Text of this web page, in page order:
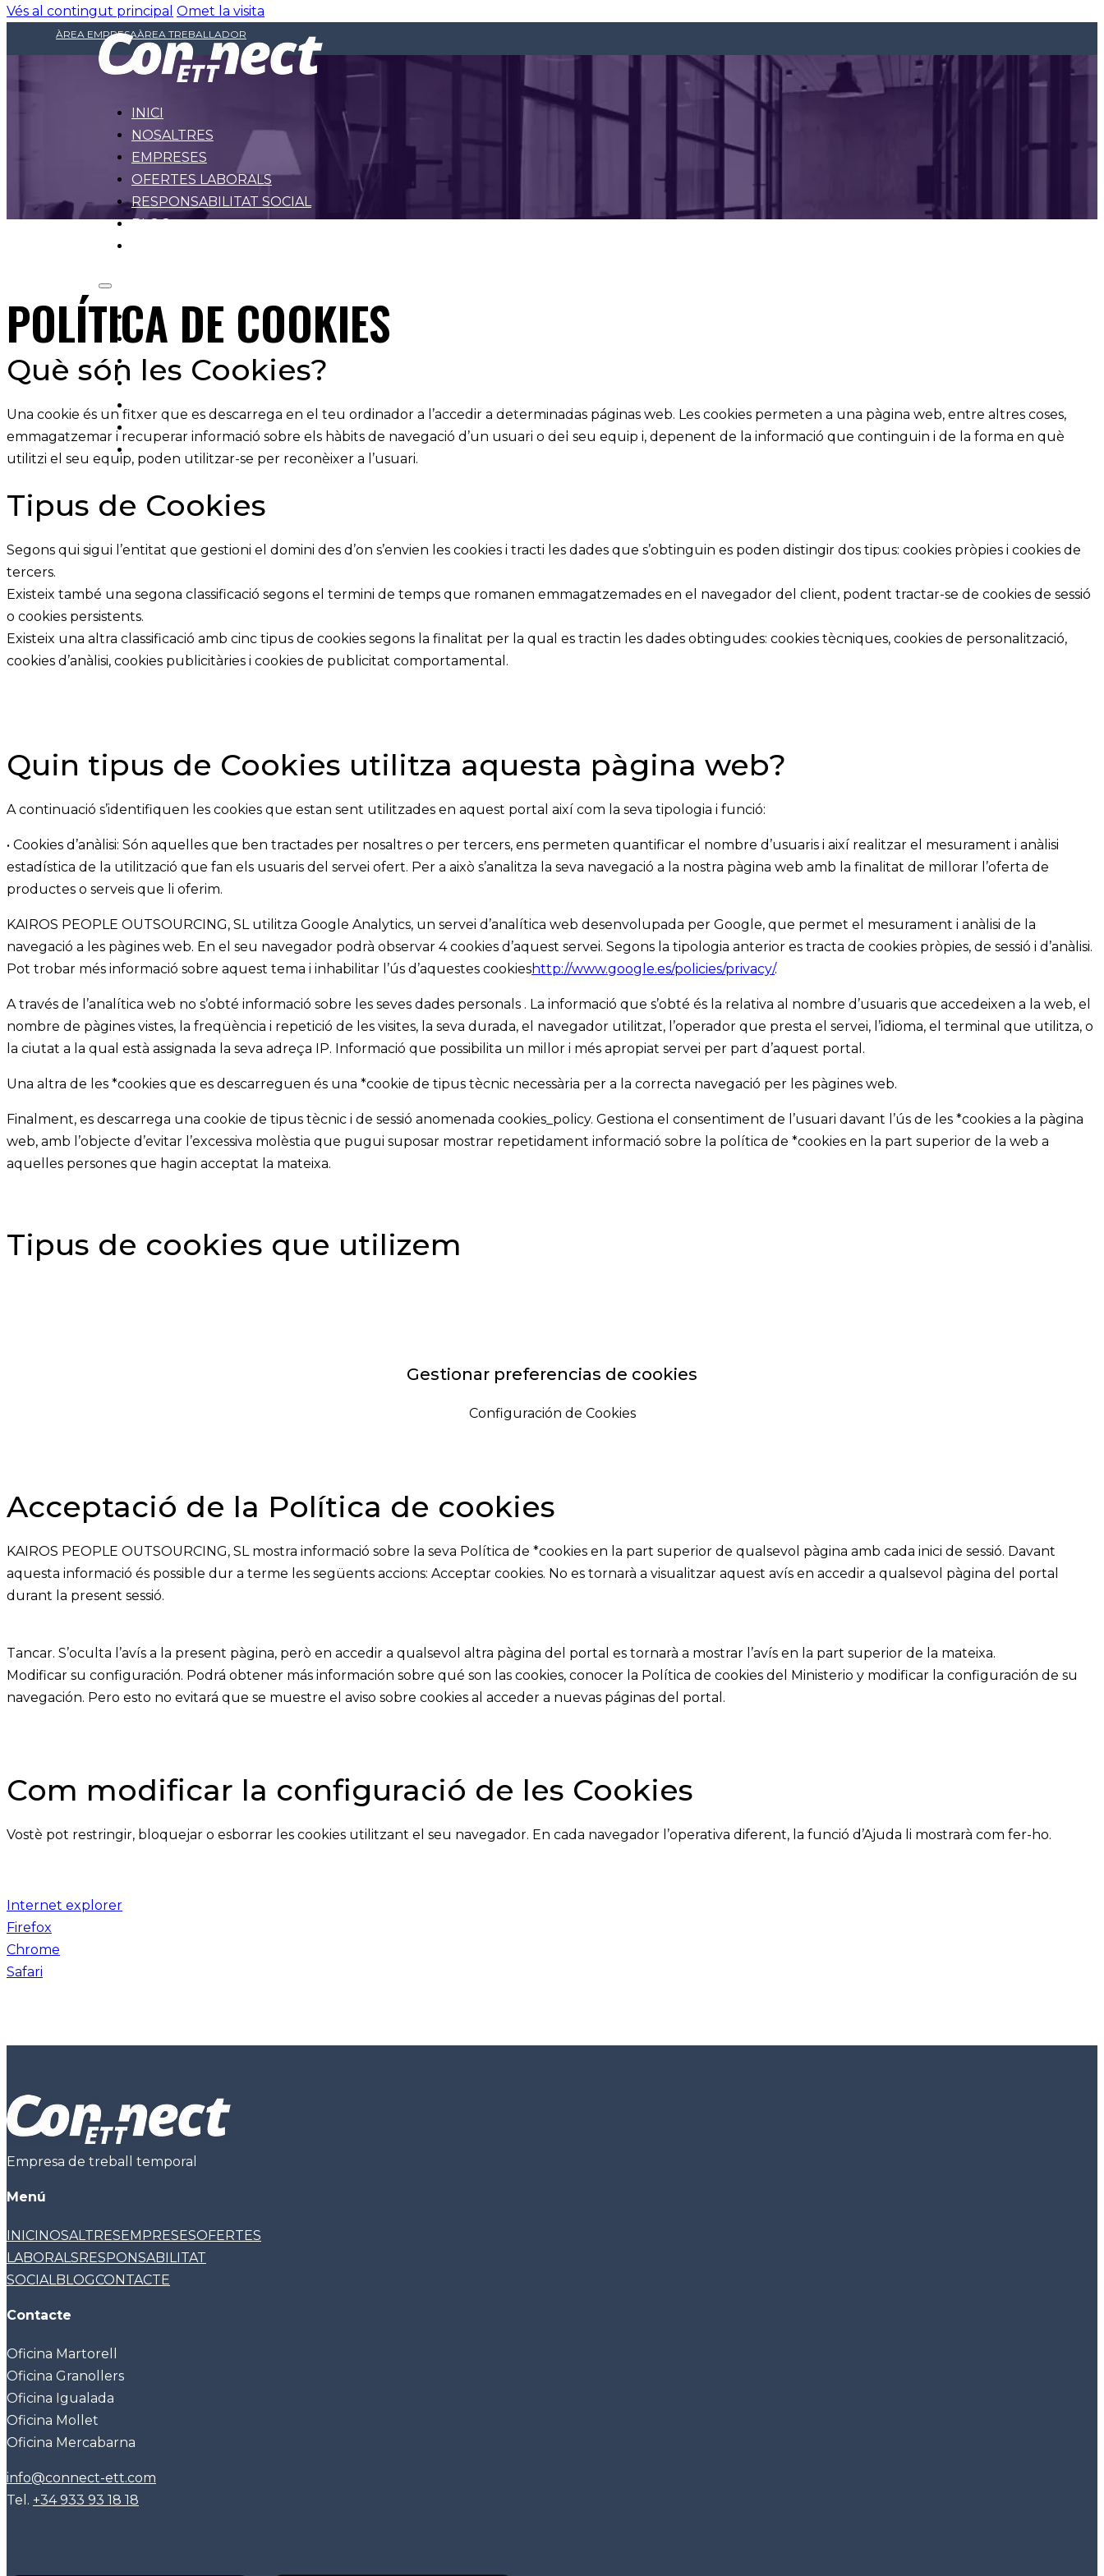
Vés al contingut principal Omet la visita
ÀREA EMPRESAÀREA TREBALLADOR
INICI
NOSALTRES
EMPRESES
OFERTES LABORALS
RESPONSABILITAT SOCIAL
BLOG
RESPONSABILITAT SOCIAL
BLOG
POLÍTICA DE COOKIES
Què són les Cookies?
Una cookie és un fitxer que es descarrega en el teu ordinador a l’accedir a determinadas páginas web. Les cookies permeten a una pàgina web, entre altres coses,
emmagatzemar i recuperar informació sobre els hàbits de navegació d’un usuari o del seu equip i, depenent de la informació que continguin i de la forma en què
utilitzi el seu equip, poden utilitzar-se per reconèixer a l’usuari.
Tipus de Cookies
Segons qui sigui l’entitat que gestioni el domini des d’on s’envien les cookies i tracti les dades que s’obtinguin es poden distingir dos tipus: cookies pròpies i cookies de
tercers.
Existeix també una segona classificació segons el termini de temps que romanen emmagatzemades en el navegador del client, podent tractar-se de cookies de sessió
o cookies persistents.
Existeix una altra classificació amb cinc tipus de cookies segons la finalitat per la qual es tractin les dades obtingudes: cookies tècniques, cookies de personalització,
cookies d’anàlisi, cookies publicitàries i cookies de publicitat comportamental.
Quin tipus de Cookies utilitza aquesta pàgina web?
A continuació s’identifiquen les cookies que estan sent utilitzades en aquest portal així com la seva tipologia i funció:
• Cookies d’anàlisi: Són aquelles que ben tractades per nosaltres o per tercers, ens permeten quantificar el nombre d’usuaris i així realitzar el mesurament i anàlisi
estadística de la utilització que fan els usuaris del servei ofert. Per a això s’analitza la seva navegació a la nostra pàgina web amb la finalitat de millorar l’oferta de
productes o serveis que li oferim.
KAIROS PEOPLE OUTSOURCING, SL utilitza Google Analytics, un servei d’analítica web desenvolupada per Google, que permet el mesurament i anàlisi de la
navegació a les pàgines web. En el seu navegador podrà observar 4 cookies d’aquest servei. Segons la tipologia anterior es tracta de cookies pròpies, de sessió i d’anàlisi.
Pot trobar més informació sobre aquest tema i inhabilitar l’ús d’aquestes cookieshttp://www.google.es/policies/privacy/.
A través de l’analítica web no s’obté informació sobre les seves dades personals . La informació que s’obté és la relativa al nombre d’usuaris que accedeixen a la web, el
nombre de pàgines vistes, la freqüència i repetició de les visites, la seva durada, el navegador utilitzat, l’operador que presta el servei, l’idioma, el terminal que utilitza, o
la ciutat a la qual està assignada la seva adreça IP. Informació que possibilita un millor i més apropiat servei per part d’aquest portal.
Una altra de les *cookies que es descarreguen és una *cookie de tipus tècnic necessària per a la correcta navegació per les pàgines web.
Finalment, es descarrega una cookie de tipus tècnic i de sessió anomenada cookies_policy. Gestiona el consentiment de l’usuari davant l’ús de les *cookies a la pàgina
web, amb l’objecte d’evitar l’excessiva molèstia que pugui suposar mostrar repetidament informació sobre la política de *cookies en la part superior de la web a
aquelles persones que hagin acceptat la mateixa.
Tipus de cookies que utilizem
Gestionar preferencias de cookies
Configuración de Cookies
Acceptació de la Política de cookies
KAIROS PEOPLE OUTSOURCING, SL mostra informació sobre la seva Política de *cookies en la part superior de qualsevol pàgina amb cada inici de sessió. Davant
aquesta informació és possible dur a terme les següents accions: Acceptar cookies. No es tornarà a visualitzar aquest avís en accedir a qualsevol pàgina del portal
durant la present sessió.
Tancar. S’oculta l’avís a la present pàgina, però en accedir a qualsevol altra pàgina del portal es tornarà a mostrar l’avís en la part superior de la mateixa.
Modificar su configuración. Podrá obtener más información sobre qué son las cookies, conocer la Política de cookies del Ministerio y modificar la configuración de su
navegación. Pero esto no evitará que se muestre el aviso sobre cookies al acceder a nuevas páginas del portal.
Com modificar la configuració de les Cookies
Vostè pot restringir, bloquejar o esborrar les cookies utilitzant el seu navegador. En cada navegador l’operativa diferent, la funció d’Ajuda li mostrarà com fer-ho.
Internet explorer
Firefox
Chrome
Safari
Empresa de treball temporal
Menú
INICI NOSALTRES EMPRESESOFERTES
LABORALS RESPONSABILITAT
SOCIALBLOGCONTACTE
Contacte
Oficina Martorell
Oficina Granollers
Oficina Igualada
Oficina Mollet
Oficina Mercabarna
info@connect-ett.com
Tel. +34 933 93 18 18